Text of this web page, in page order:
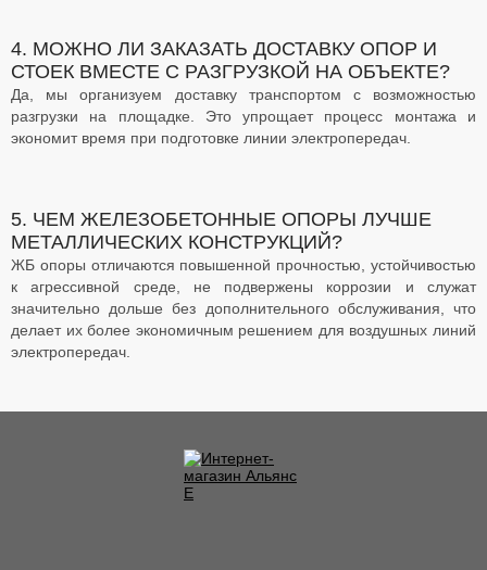
4. МОЖНО ЛИ ЗАКАЗАТЬ ДОСТАВКУ ОПОР И
СТОЕК ВМЕСТЕ С РАЗГРУЗКОЙ НА ОБЪЕКТЕ?
Да, мы организуем доставку транспортом с возможностью
разгрузки на площадке. Это упрощает процесс монтажа и
экономит время при подготовке линии электропередач.
5. ЧЕМ ЖЕЛЕЗОБЕТОННЫЕ ОПОРЫ ЛУЧШЕ
МЕТАЛЛИЧЕСКИХ КОНСТРУКЦИЙ?
ЖБ опоры отличаются повышенной прочностью, устойчивостью
к агрессивной среде, не подвержены коррозии и служат
значительно дольше без дополнительного обслуживания, что
делает их более экономичным решением для воздушных линий
электропередач.